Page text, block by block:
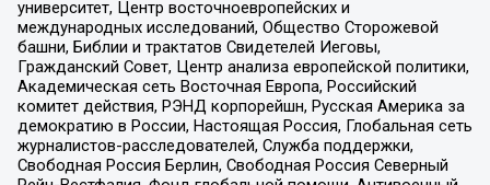
университет, Центр восточноевропейских и
международных исследований, Общество Сторожевой
башни, Библии и трактатов Свидетелей Иеговы,
Гражданский Совет, Центр анализа европейской политики,
Академическая сеть Восточная Европа, Российский
комитет действия, РЭНД корпорейшн, Русская Америка за
демократию в России, Настоящая Россия, Глобальная сеть
журналистов-расследователей, Служба поддержки,
Свободная Россия Берлин, Свободная Россия Северный